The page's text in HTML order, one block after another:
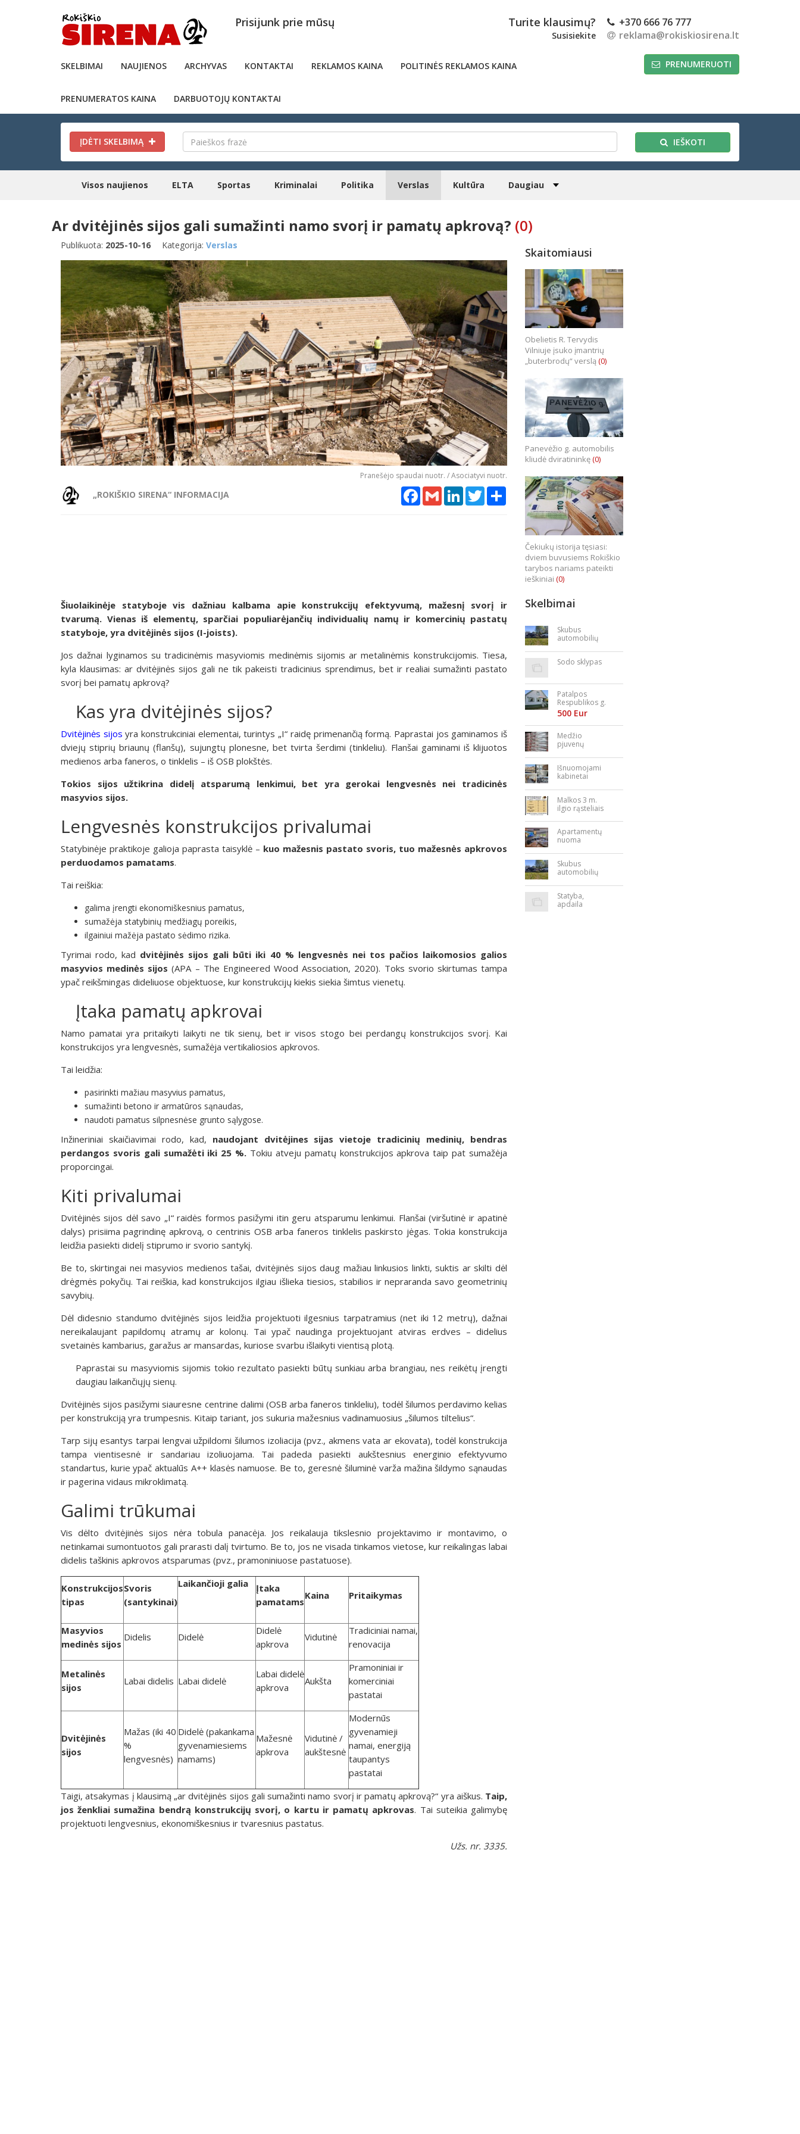
Prisijunk prie mūsų Turite klausimų?
Susisiekite
+370 666 76 777
reklama@rokiskiosirena.lt
SKELBIMAI NAUJIENOS ARCHYVAS KONTAKTAI REKLAMOS KAINA POLITINĖS REKLAMOS KAINA
PRENUMERATOS KAINA DARBUOTOJŲ KONTAKTAI
PRENUMERUOTI
ĮDĖTI SKELBIMĄ IEŠKOTI
Visos naujienos ELTA Sportas Kriminalai Politika Verslas Kultūra Daugiau
Ar dvitėjinės sijos gali sumažinti namo svorį ir pamatų apkrovą? (0)
Publikuota: 2025-10-16 Kategorija: Verslas
Pranešėjo spaudai nuotr. / Asociatyvi nuotr.
„ROKIŠKIO SIRENA“ INFORMACIJA Facebook
GmailLinkedInTwitterShare
Šiuolaikinėje statyboje vis dažniau kalbama apie konstrukcijų efektyvumą, mažesnį svorį ir
tvarumą. Vienas iš elementų, sparčiai populiarėjančių individualių namų ir komercinių pastatų
statyboje, yra dvitėjinės sijos (I-joists).
Jos dažnai lyginamos su tradicinėmis masyviomis medinėmis sijomis ar metalinėmis konstrukcijomis. Tiesa,
kyla klausimas: ar dvitėjinės sijos gali ne tik pakeisti tradicinius sprendimus, bet ir realiai sumažinti pastato
svorį bei pamatų apkrovą?
Kas yra dvitėjinės sijos?
Dvitėjinės sijos yra konstrukciniai elementai, turintys „I“ raidę primenančią formą. Paprastai jos gaminamos iš
dviejų stiprių briaunų (flanšų), sujungtų plonesne, bet tvirta šerdimi (tinkleliu). Flanšai gaminami iš klijuotos
medienos arba faneros, o tinklelis – iš OSB plokštės.
Tokios sijos užtikrina didelį atsparumą lenkimui, bet yra gerokai lengvesnės nei tradicinės
masyvios sijos.
Lengvesnės konstrukcijos privalumai
Statybinėje praktikoje galioja paprasta taisyklė – kuo mažesnis pastato svoris, tuo mažesnės apkrovos
perduodamos pamatams.
Tai reiškia:
galima įrengti ekonomiškesnius pamatus,
sumažėja statybinių medžiagų poreikis,
ilgainiui mažėja pastato sėdimo rizika.
Tyrimai rodo, kad dvitėjinės sijos gali būti iki 40 % lengvesnės nei tos pačios laikomosios galios
masyvios medinės sijos (APA – The Engineered Wood Association, 2020). Toks svorio skirtumas tampa
ypač reikšmingas dideliuose objektuose, kur konstrukcijų kiekis siekia šimtus vienetų.
Įtaka pamatų apkrovai
Namo pamatai yra pritaikyti laikyti ne tik sienų, bet ir visos stogo bei perdangų konstrukcijos svorį. Kai
konstrukcijos yra lengvesnės, sumažėja vertikaliosios apkrovos.
Tai leidžia:
pasirinkti mažiau masyvius pamatus,
sumažinti betono ir armatūros sąnaudas,
naudoti pamatus silpnesnėse grunto sąlygose.
Inžineriniai skaičiavimai rodo, kad, naudojant dvitėjines sijas vietoje tradicinių medinių, bendras
perdangos svoris gali sumažėti iki 25 %. Tokiu atveju pamatų konstrukcijos apkrova taip pat sumažėja
proporcingai.
Kiti privalumai
Dvitėjinės sijos dėl savo „I“ raidės formos pasižymi itin geru atsparumu lenkimui. Flanšai (viršutinė ir apatinė
dalys) prisiima pagrindinę apkrovą, o centrinis OSB arba faneros tinklelis paskirsto jėgas. Tokia konstrukcija
leidžia pasiekti didelį stiprumo ir svorio santykį.
Be to, skirtingai nei masyvios medienos tašai, dvitėjinės sijos daug mažiau linkusios linkti, suktis ar skilti dėl
drėgmės pokyčių. Tai reiškia, kad konstrukcijos ilgiau išlieka tiesios, stabilios ir nepraranda savo geometrinių
savybių.
Dėl didesnio standumo dvitėjinės sijos leidžia projektuoti ilgesnius tarpatramius (net iki 12 metrų), dažnai
nereikalaujant papildomų atramų ar kolonų. Tai ypač naudinga projektuojant atviras erdves – didelius
svetainės kambarius, garažus ar mansardas, kuriose svarbu išlaikyti vientisą plotą.
Paprastai su masyviomis sijomis tokio rezultato pasiekti būtų sunkiau arba brangiau, nes reikėtų įrengti
daugiau laikančiųjų sienų.
Dvitėjinės sijos pasižymi siauresne centrine dalimi (OSB arba faneros tinkleliu), todėl šilumos perdavimo kelias
per konstrukciją yra trumpesnis. Kitaip tariant, jos sukuria mažesnius vadinamuosius „šilumos tiltelius“.
Tarp sijų esantys tarpai lengvai užpildomi šilumos izoliacija (pvz., akmens vata ar ekovata), todėl konstrukcija
tampa vientisesnė ir sandariau izoliuojama. Tai padeda pasiekti aukštesnius energinio efektyvumo
standartus, kurie ypač aktualūs A++ klasės namuose. Be to, geresnė šiluminė varža mažina šildymo sąnaudas
ir pagerina vidaus mikroklimatą.
Galimi trūkumai
Vis dėlto dvitėjinės sijos nėra tobula panacėja. Jos reikalauja tikslesnio projektavimo ir montavimo, o
netinkamai sumontuotos gali prarasti dalį tvirtumo. Be to, jos ne visada tinkamos vietose, kur reikalingas labai
didelis taškinis apkrovos atsparumas (pvz., pramoniniuose pastatuose).
Konstrukcijos
tipas
Svoris
(santykinai)
Laikančioji galia
Įtaka
pamatams
Kaina Pritaikymas
Masyvios
medinės sijos
Didelis Didelė
Didelė
apkrova
Vidutinė
Tradiciniai namai,
renovacija
Metalinės
sijos
Labai didelis Labai didelė
Labai didelė
apkrova
Aukšta
Pramoniniai ir
komerciniai
pastatai
Dvitėjinės
sijos
Mažas (iki 40
%
lengvesnės)
Didelė (pakankama
gyvenamiesiems
namams)
Mažesnė
apkrova
Vidutinė /
aukštesnė
Modernūs
gyvenamieji
namai, energiją
taupantys
pastatai
Taigi, atsakymas į klausimą „ar dvitėjinės sijos gali sumažinti namo svorį ir pamatų apkrovą?“ yra aiškus. Taip,
jos ženkliai sumažina bendrą konstrukcijų svorį, o kartu ir pamatų apkrovas. Tai suteikia galimybę
projektuoti lengvesnius, ekonomiškesnius ir tvaresnius pastatus.
Užs. nr. 3335.
Skaitomiausi
Obelietis R. Tervydis
Vilniuje įsuko įmantrių
„buterbrodų“ verslą (0)
Panevėžio g. automobilis
kliudė dviratininkę(0)
Čekiukų istorija tęsiasi:
dviem buvusiems Rokiškio
tarybos nariams pateikti
ieškiniai (0)
Skelbimai
Skubus
automobilių
Sodo sklypas
Patalpos
Respublikos g.
23
500 Eur
Medžio
pjuvenų
briketai
Išnuomojami
kabinetai
bės aikštėje
Malkos 3 m.
ilgio rąsteliais
Apartamentų
nuoma
Skubus
automobilių
Statyba,
apdaila